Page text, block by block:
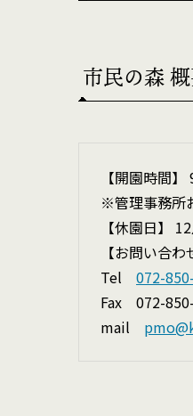
市民の森
【開園時間
※管理事務所
【休園日】
【お問い合わ
Tel 072-
Fax 072-
mail